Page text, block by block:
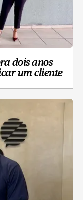
dois anos
um cliente